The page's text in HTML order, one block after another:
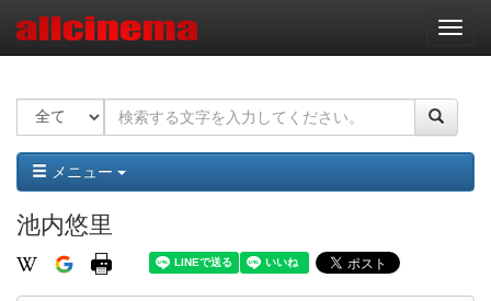
ナ
ビ
ー
ョ
ン
メニュー
池内悠里